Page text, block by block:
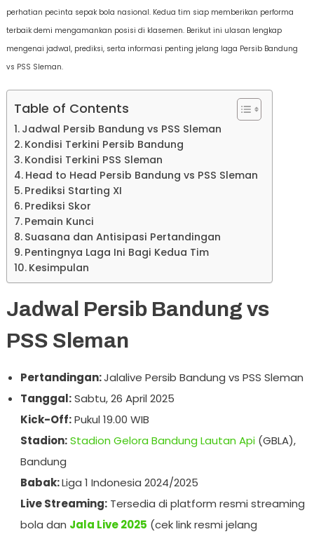
perhatian pecinta sepak bola nasional. Kedua tim siap memberikan performa
terbaik demi mengamankan posisi di klasemen. Berikut ini ulasan lengkap
mengenai jadwal, prediksi, serta informasi penting jelang laga Persib Bandung
vs PSS Sleman.
Table of Contents
Jadwal Persib Bandung vs PSS Sleman
Kondisi Terkini Persib Bandung
Kondisi Terkini PSS Sleman
Head to Head Persib Bandung vs PSS Sleman
Prediksi Starting XI
Prediksi Skor
Pemain Kunci
Suasana dan Antisipasi Pertandingan
Pentingnya Laga Ini Bagi Kedua Tim
Kesimpulan
Jadwal Persib Bandung vs
PSS Sleman
Pertandingan:Jalalive Persib Bandung vs PSS Sleman
Tanggal:Sabtu, 26 April 2025
Kick-Off:Pukul 19.00 WIB
Stadion:Stadion Gelora Bandung Lautan Api(GBLA),
Bandung
Babak:Liga 1 Indonesia 2024/2025
Live Streaming:Tersedia di platform resmi streaming
bola dan Jala Live 2025 (cek link resmi jelang